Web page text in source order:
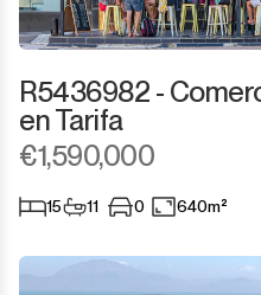
R5436982 -
en Tarifa
€1,590,000
15 11 0 640m²